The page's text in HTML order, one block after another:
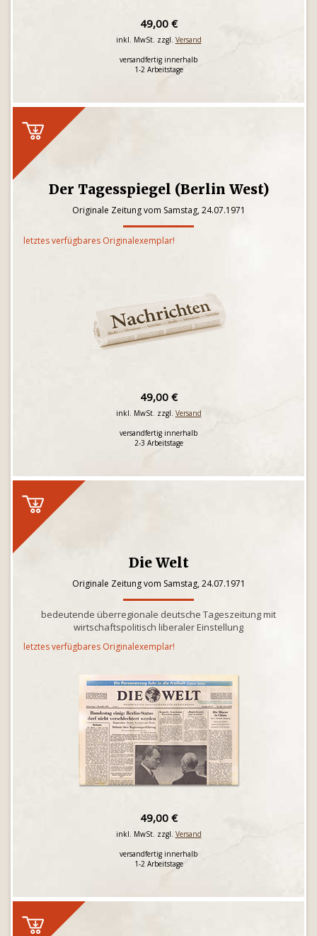
49,00 €
inkl. MwSt. zzgl. Versand
versandfertig innerhalb
1-2 Arbeitstage
Der Tagesspiegel (Berlin West)
Originale Zeitung vom Samstag, 24.07.1971
letztes verfügbares Originalexemplar!
49,00 €
inkl. MwSt. zzgl. Versand
versandfertig innerhalb
2-3 Arbeitstage
Die Welt
Originale Zeitung vom Samstag, 24.07.1971
bedeutende überregionale deutsche Tageszeitung mit
wirtschaftspolitisch liberaler Einstellung
letztes verfügbares Originalexemplar!
49,00 €
inkl. MwSt. zzgl. Versand
versandfertig innerhalb
1-2 Arbeitstage